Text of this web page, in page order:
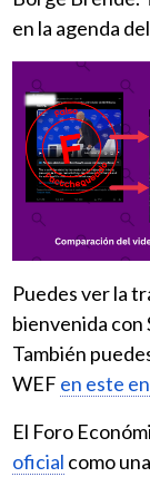
en la agenda
Puedes ver la
bienvenida con
También
WEF en este
El Foro
oficial como